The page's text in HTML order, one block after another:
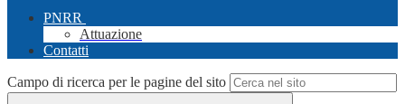
PNRR
Attuazione
Contatti
Campo di ricerca per le pagine del sito